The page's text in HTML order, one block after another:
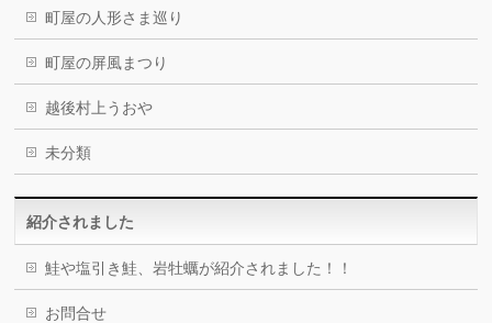
町屋の人形さま巡り
町屋の屏風まつり
越後村上うおや
未分類
紹介されました
鮭や塩引き鮭、岩牡蠣が紹介されました！！
お問合せ